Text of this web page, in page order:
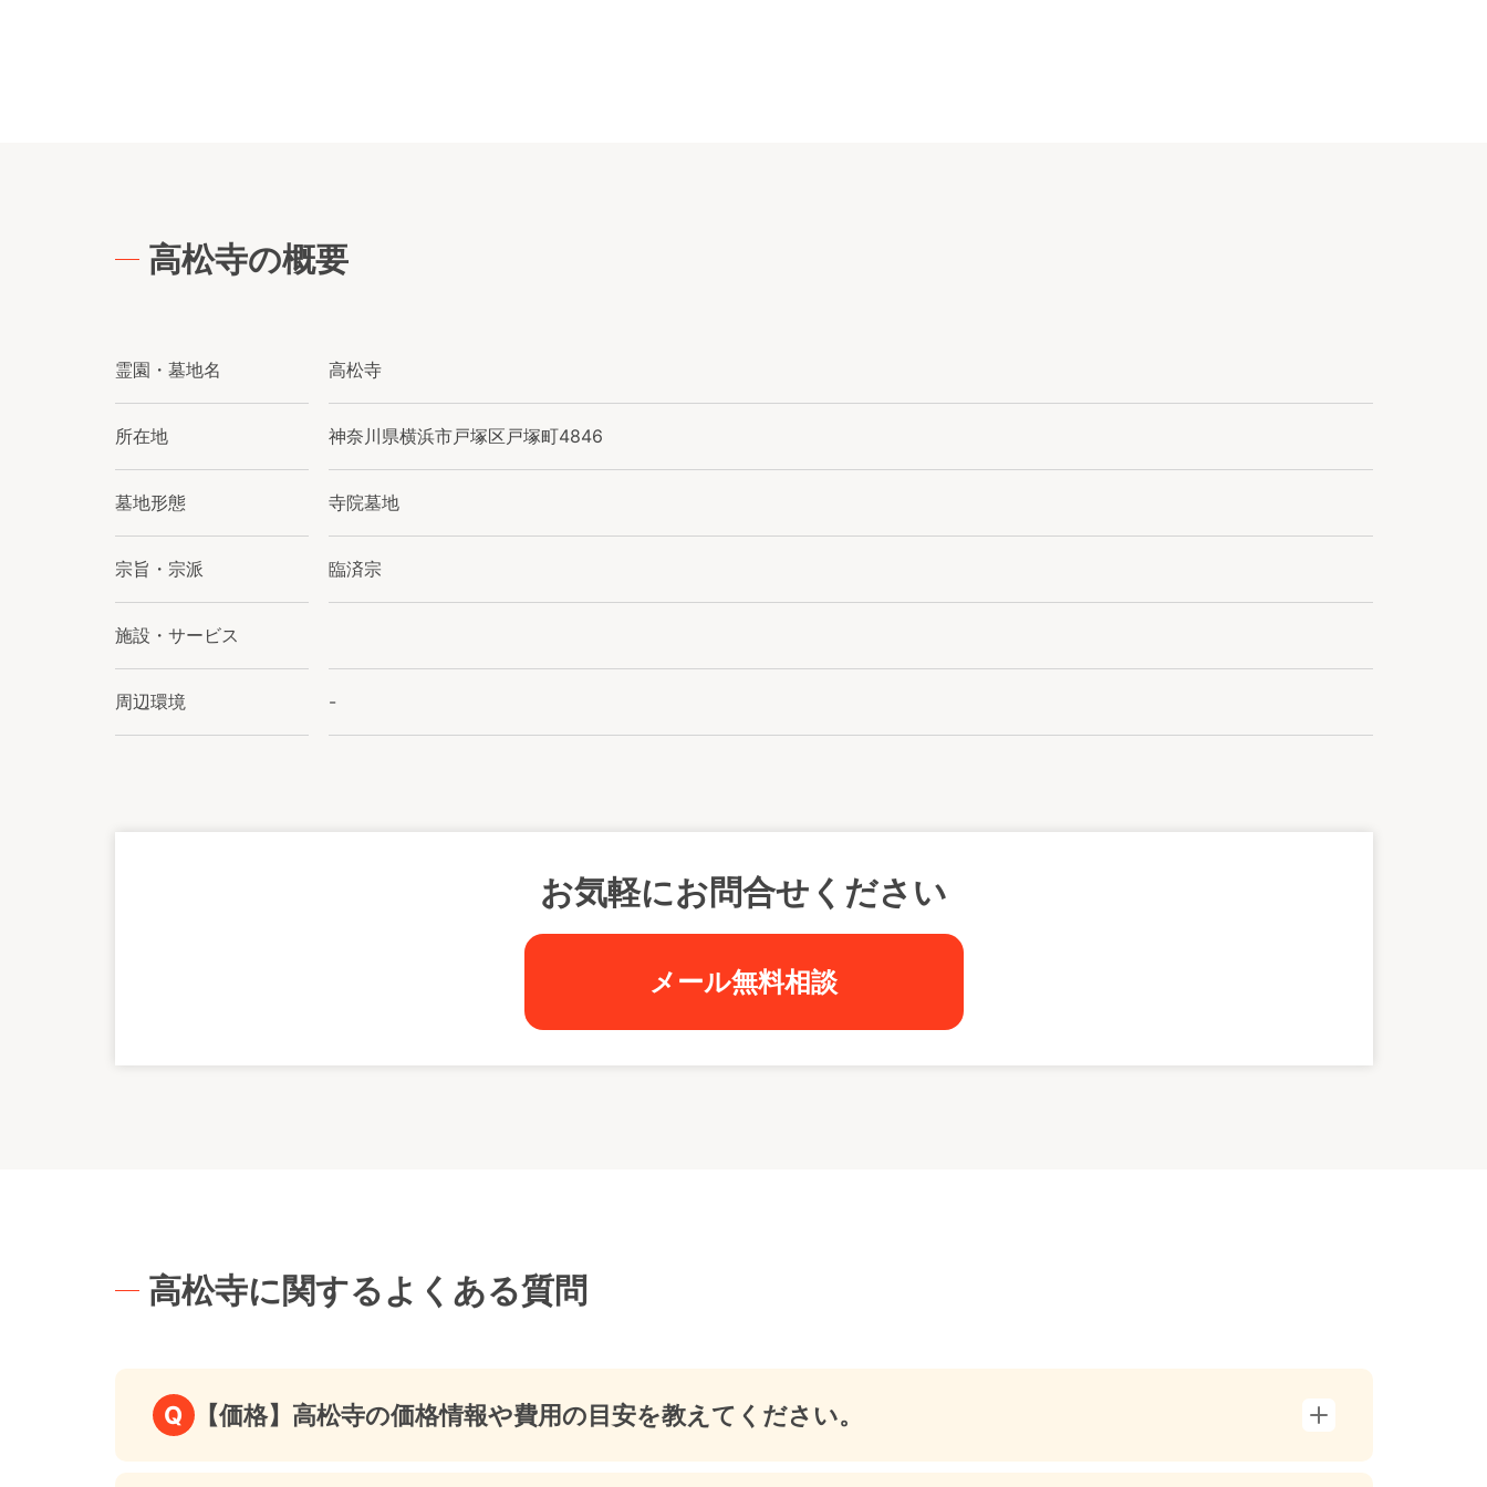
高松寺の概要
霊園・墓地名 高松寺
所在地 神奈川県横浜市戸塚区戸塚町4846
墓地形態 寺院墓地
宗旨・宗派 臨済宗
施設・サービス
周辺環境 -
お気軽にお問合せください
メール無料相談
高松寺に関するよくある質問
Q 【価格】高松寺の価格情報や費用の目安を教えてください。